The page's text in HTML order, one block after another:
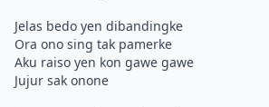
Jelas bedo yen dibandingke
Ora ono sing tak pamerke
Aku raiso yen kon gawe gawe
Jujur sak onone